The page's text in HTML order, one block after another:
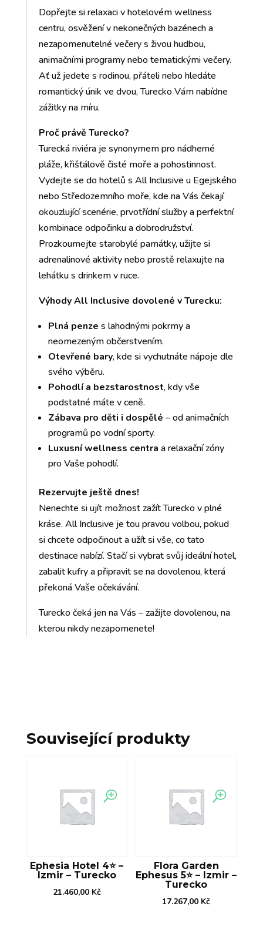
Dopřejte si relaxaci v hotelovém wellness
centru, osvěžení v nekonečných bazénech a
nezapomenutelné večery s živou hudbou,
animačními programy nebo tematickými večery.
Ať už jedete s rodinou, přáteli nebo hledáte
romantický únik ve dvou, Turecko Vám nabídne
zážitky na míru.
Proč právě Turecko?
Turecká riviéra je synonymem pro nádherné
pláže, křišťálově čisté moře a pohostinnost.
Vydejte se do hotelů s All Inclusive u Egejského
nebo Středozemního moře, kde na Vás čekají
okouzlující scenérie, prvotřídní služby a perfektní
kombinace odpočinku a dobrodružství.
Prozkoumejte starobylé památky, užijte si
adrenalinové aktivity nebo prostě relaxujte na
lehátku s drinkem v ruce.
Výhody All Inclusive dovolené v Turecku:
Plná penze s lahodnými pokrmy a
neomezeným občerstvením.
Otevřené bary, kde si vychutnáte nápoje dle
svého výběru.
Pohodlí a bezstarostnost, kdy vše
podstatné máte v ceně.
Zábava pro děti i dospělé – od animačních
programů po vodní sporty.
Luxusní wellness centra a relaxační zóny
pro Vaše pohodlí.
Rezervujte ještě dnes!
Nenechte si ujít možnost zažít Turecko v plné
kráse. All Inclusive je tou pravou volbou, pokud
si chcete odpočinout a užít si vše, co tato
destinace nabízí. Stačí si vybrat svůj ideální hotel,
zabalit kufry a připravit se na dovolenou, která
překoná Vaše očekávání.
Turecko čeká jen na Vás – zažijte dovolenou, na
kterou nikdy nezapomenete!
Související produkty
Ephesia Hotel 4⭐️ –
Izmir – Turecko
21.460,00 Kč
Flora Garden
Ephesus 5⭐️ – Izmir –
Turecko
17.267,00 Kč